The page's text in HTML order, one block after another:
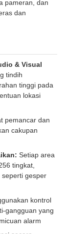
pameran, dan
dan
& Visual
tindih
tinggi pada
lokasi
pemancar dan
cakupan
Setiap area
tingkat,
gesper
kontrol
gangguan yang
alarm